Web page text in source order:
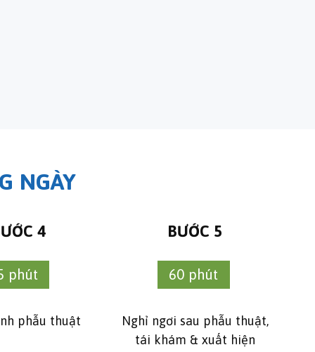
NGÀY
4
phút
phẫu thuật
BƯỚC 5
60 phút
Nghỉ ngơi sau phẫu thuật,
tái khám & xuất hiện